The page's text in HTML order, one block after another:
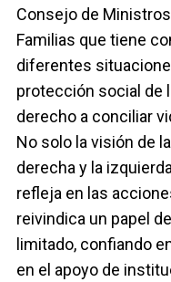
Consejo de
Familias que tiene
diferentes
protección social de
derecho a conciliar
No solo la visión de
derecha y la
refleja en las
reivindica un papel
limitado, confiando
en el apoyo de